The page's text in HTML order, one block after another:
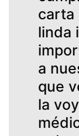
carta
linda
a
que
la